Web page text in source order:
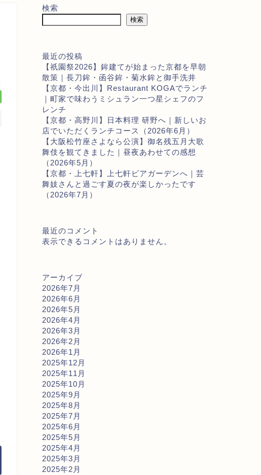
検索
検索
最近の投稿
【祇園祭2026】鉾建てが始まった京都を早朝
散策｜長刀鉾・函谷鉾・菊水鉾と御手洗井
【京都・今出川】Restaurant KOGAでランチ
｜町家で味わうミシュラン一つ星シェフのフ
レンチ
【京都・高野川】日本料理 研野へ｜新しいお
店でいただくランチコース（2026年6月）
【大阪松竹座さよなら公演】御名残五月大歌
舞伎を観てきました｜昼夜あわせての感想
（2026年5月）
【京都・上七軒】上七軒ビアガーデンへ｜芸
舞妓さんと過ごす夏の夜が楽しかったです
（2026年7月）
最近のコメント
表示できるコメントはありません。
アーカイブ
2026年7月
2026年6月
2026年5月
2026年4月
2026年3月
2026年2月
2026年1月
2025年12月
2025年11月
2025年10月
2025年9月
2025年8月
2025年7月
2025年6月
2025年5月
2025年4月
2025年3月
2025年2月